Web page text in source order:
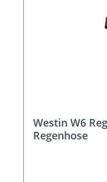
Westin W6
Regenhose